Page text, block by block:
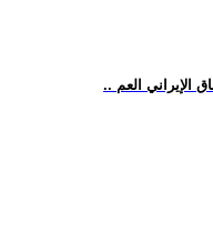
الإيراني العم